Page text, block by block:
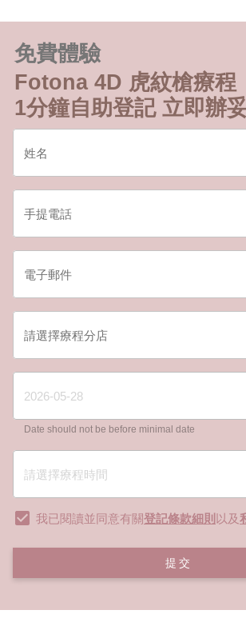
免費體驗
Fotona 4D 虎紋槍療程
1分鐘自助登記 立即辦
Date should not be before minimal date
我已閱讀並同意有關登記條款細則 以及
提交